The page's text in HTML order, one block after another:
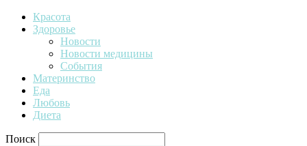
Красота
Здоровье
Новости
Новости медицины
События
Материнство
Еда
Любовь
Диета
Поиск